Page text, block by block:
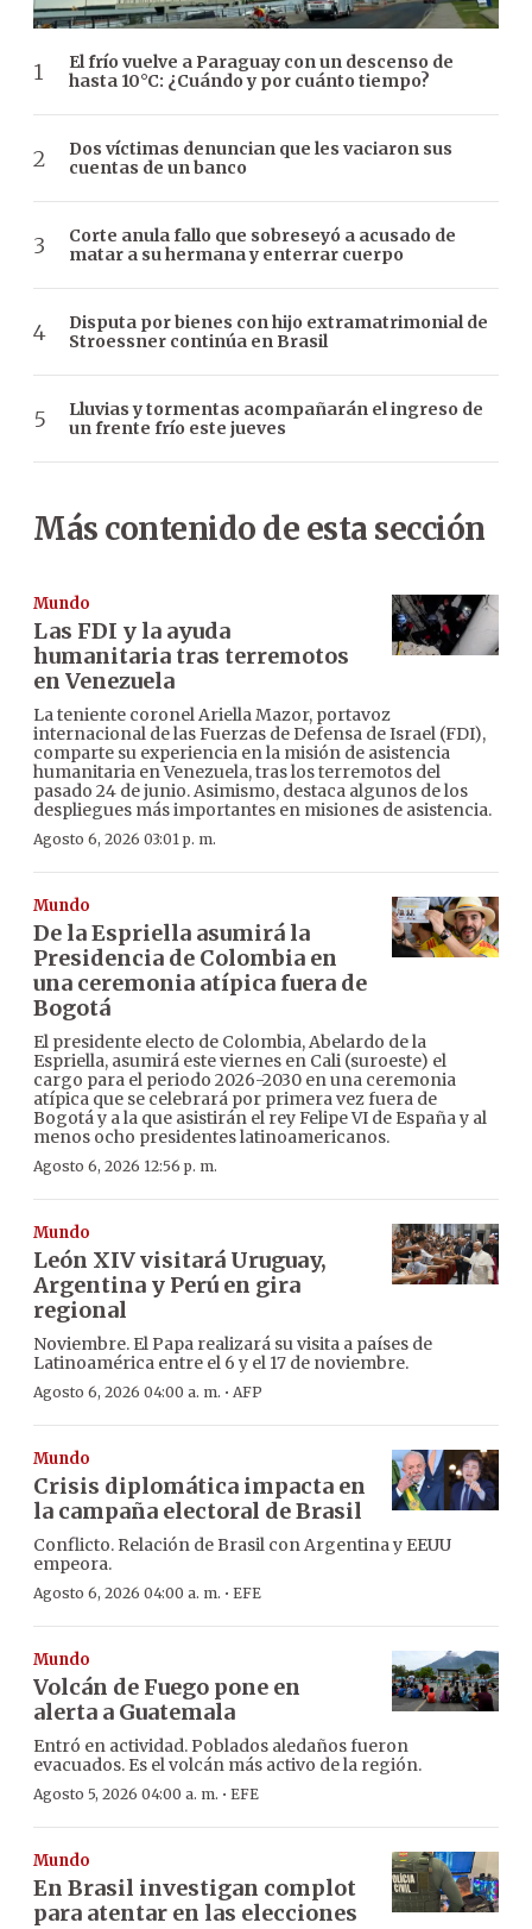
El frío vuelve a Paraguay con un descenso de
hasta 10°C: ¿Cuándo y por cuánto tiempo?
Dos víctimas denuncian que les vaciaron sus
cuentas de un banco
Corte anula fallo que sobreseyó a acusado de
matar a su hermana y enterrar cuerpo
Disputa por bienes con hijo extramatrimonial de
Stroessner continúa en Brasil
Lluvias y tormentas acompañarán el ingreso de
un frente frío este jueves
Más contenido de esta sección
Mundo
Las FDI y la ayuda
humanitaria tras terremotos
en Venezuela
La teniente coronel Ariella Mazor, portavoz
internacional de las Fuerzas de Defensa de Israel (FDI),
comparte su experiencia en la misión de asistencia
humanitaria en Venezuela, tras los terremotos del
pasado 24 de junio. Asimismo, destaca algunos de los
despliegues más importantes en misiones de asistencia.
Agosto 6, 2026 03:01 p. m.
Mundo
De la Espriella asumirá la
Presidencia de Colombia en
una ceremonia atípica fuera de
Bogotá
El presidente electo de Colombia, Abelardo de la
Espriella, asumirá este viernes en Cali (suroeste) el
cargo para el periodo 2026-2030 en una ceremonia
atípica que se celebrará por primera vez fuera de
Bogotá y a la que asistirán el rey Felipe VI de España y al
menos ocho presidentes latinoamericanos.
Agosto 6, 2026 12:56 p. m.
Mundo
León XIV visitará Uruguay,
Argentina y Perú en gira
regional
Noviembre. El Papa realizará su visita a países de
Latinoamérica entre el 6 y el 17 de noviembre.
Agosto 6, 2026 04:00 a. m. · AFP
Mundo
Crisis diplomática impacta en
la campaña electoral de Brasil
Conflicto. Relación de Brasil con Argentina y EEUU
empeora.
Agosto 6, 2026 04:00 a. m. · EFE
Mundo
Volcán de Fuego pone en
alerta a Guatemala
Entró en actividad. Poblados aledaños fueron
evacuados. Es el volcán más activo de la región.
Agosto 5, 2026 04:00 a. m. · EFE
Mundo
En Brasil investigan complot
para atentar en las elecciones